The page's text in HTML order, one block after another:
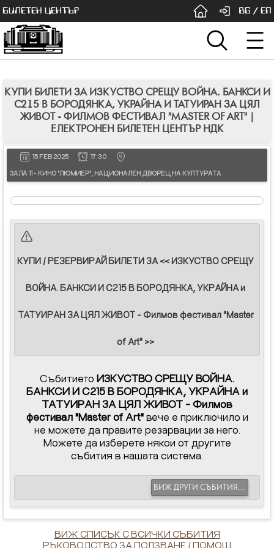
БИЛЕТЕН ЦЕНТЪР BG / EN
КУПИ БИЛЕТИ ЗА ИЗКУСТВО СРЕЩУ ВОЙНА. БАНКСИ И
С215 В БОРОДЯНКА, УКРАЙНА И ТАТУИРАН ЗА ЦЯЛ
ЖИВОТ - ФИЛМОВ ФЕСТИВАЛ "MASTER OF ART" |
ЕЛЕКТРОНЕН БИЛЕТЕН ЦЕНТЪР НДК
15 FEB 2025 17:30
ЗАЛА 11 - КИНО "ЛЮМИЕР", НАЦИОНАЛЕН ДВОРЕЦ НА КУЛТУРАТА
КУПИ / РЕЗЕРВИРАЙ БИЛЕТИ ЗА << ИЗКУСТВО СРЕЩУ
ВОЙНА. БАНКСИ И С215 В БОРОДЯНКА, УКРАЙНА и
ТАТУИРАН ЗА ЦЯЛ ЖИВОТ - Филмов фестивал "Master
of Art" >>
Събитието ИЗКУСТВО СРЕЩУ ВОЙНА.
БАНКСИ И С215 В БОРОДЯНКА, УКРАЙНА и
ТАТУИРАН ЗА ЦЯЛ ЖИВОТ - Филмов
фестивал "Master of Art"вече е приключило и
не можете да правите резарвации за него.
Можете да изберете някои от другите
събития в нашата система.
ВИЖ ДРУГИ СЪБИТИЯ...
ВИЖ СПИСЪК С ВСИЧКИ СЪБИТИЯ
РЪКОВОДСТВО ЗА ПОЛЗВАНЕ / ПОМОЩ